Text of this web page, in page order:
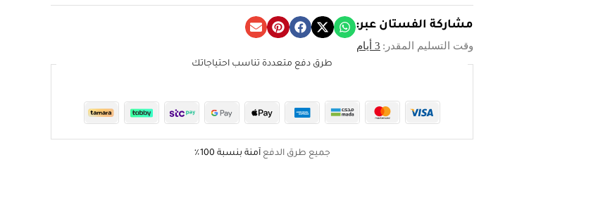
بتنورة
واسعة
فاخر
مشاركة الفستان عبر:
وقت التسليم المقدر: 3 أيام
طرق دفع متعددة تناسب احتياجاتك
جميع طرق الدفع آمنة بنسبة 100٪